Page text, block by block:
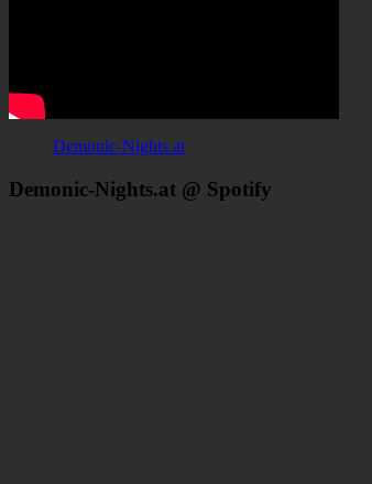
Demonic-Nights.at
Demonic-Nights.at @ Spotify